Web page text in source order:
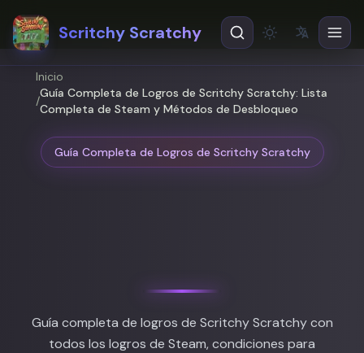
Scritchy Scratchy Theme
文A
ENEnglish
ESEspañol
Inicio
/
Guía Completa de Logros de Scritchy Scratchy: Lista
Completa de Steam y Métodos de Desbloqueo
Guía Completa de Logros de Scritchy Scratchy
Guía completa de logros de Scritchy Scratchy con
todos los logros de Steam, condiciones para